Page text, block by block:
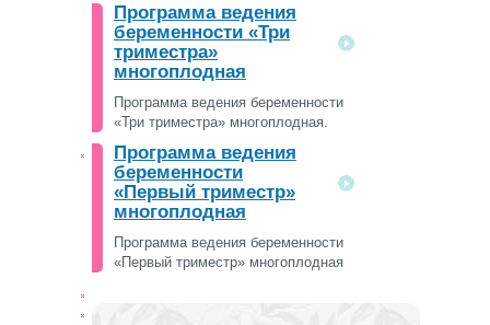
Программа ведения
беременности «Три
триместра»
многоплодная
Программа ведения беременности
«Три триместра» многоплодная.
Программа ведения
беременности
«Первый триместр»
многоплодная
Программа ведения беременности
«Первый триместр» многоплодная